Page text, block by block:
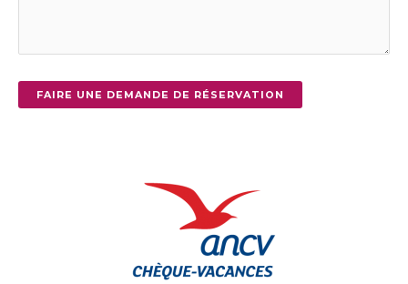
FAIRE UNE DEMANDE DE RÉSERVATION